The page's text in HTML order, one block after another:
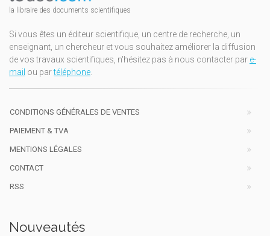
la libraire des documents scientifiques
Si vous êtes un éditeur scientifique, un centre de recherche, un
enseignant, un chercheur et vous souhaitez améliorer la diffusion
de vos travaux scientifiques, n'hésitez pas à nous contacter par e-
mail ou partéléphone.
CONDITIONS GÉNÉRALES DE VENTES
PAIEMENT & TVA
MENTIONS LÉGALES
CONTACT
RSS
Nouveautés